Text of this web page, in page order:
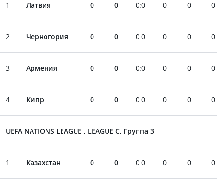
1 Латвия 0 0 0:0 0 0 0
2 Черногория 0 0 0:0 0 0 0
3 Армения 0 0 0:0 0 0 0
4 Кипр 0 0 0:0 0 0 0
UEFA NATIONS LEAGUE , LEAGUE C, Группа 3
1 Казахстан 0 0 0:0 0 0 0